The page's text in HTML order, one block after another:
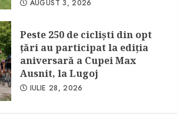
AUGUST 3, 2026
Peste 250 de cicliști din opt
țări au participat la ediția
aniversară a Cupei Max
Ausnit, la Lugoj
IULIE 28, 2026